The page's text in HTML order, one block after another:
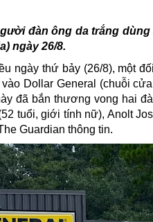
đàn ông da trắng
ngày 26/8.
ngày thứ bảy (26/8), một
Dollar General (chuỗi
đã bắn thương vong hai
tuổi, giới tính nữ), Anolt
Guardian thông tin.